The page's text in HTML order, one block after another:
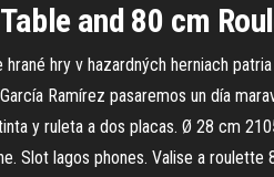
and 80 cm
hry v hazardných herniach
Ramírez pasaremos un día
y ruleta a dos placas. Ø 28 cm
Slot lagos phones. Valise a roulette